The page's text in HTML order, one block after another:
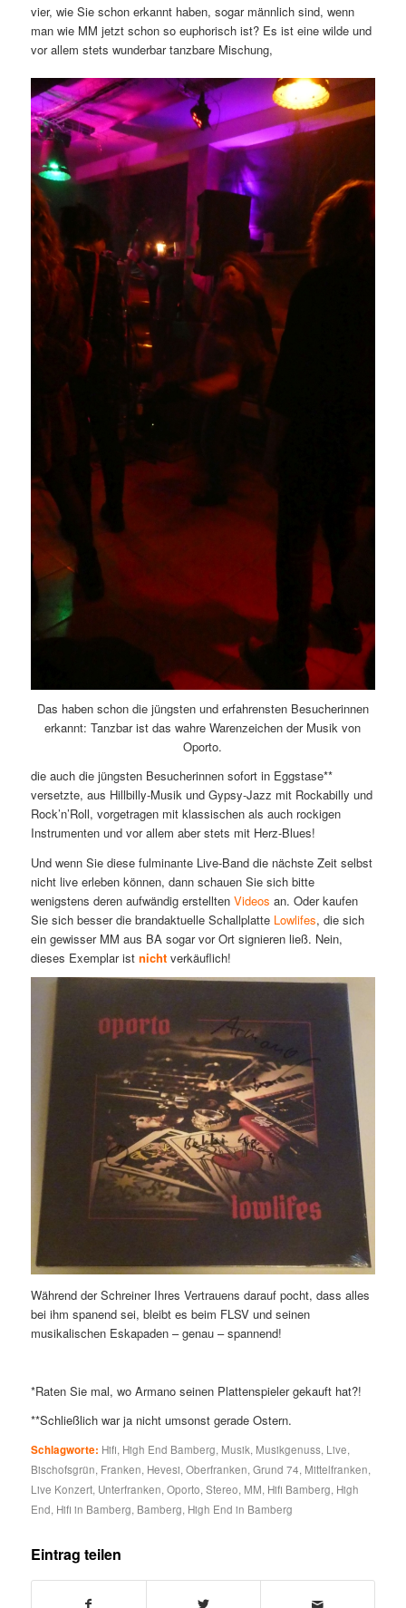
vier, wie Sie schon erkannt haben, sogar männlich sind, wenn
man wie MM jetzt schon so euphorisch ist? Es ist eine wilde und
vor allem stets wunderbar tanzbare Mischung,
Das haben schon die jüngsten und erfahrensten Besucherinnen
erkannt: Tanzbar ist das wahre Warenzeichen der Musik von
Oporto.
die auch die jüngsten Besucherinnen sofort in Eggstase**
versetzte, aus Hillbilly-Musik und Gypsy-Jazz mit Rockabilly und
Rock’n’Roll, vorgetragen mit klassischen als auch rockigen
Instrumenten und vor allem aber stets mit Herz-Blues!
Und wenn Sie diese fulminante Live-Band die nächste Zeit selbst
nicht live erleben können, dann schauen Sie sich bitte
wenigstens deren aufwändig erstellten Videos an. Oder kaufen
Sie sich besser die brandaktuelle Schallplatte Lowlifes, die sich
ein gewisser MM aus BA sogar vor Ort signieren ließ. Nein,
dieses Exemplar ist nichtverkäuflich!
Während der Schreiner Ihres Vertrauens darauf pocht, dass alles
bei ihm spanend sei, bleibt es beim FLSV und seinen
musikalischen Eskapaden – genau – spannend!
*Raten Sie mal, wo Armano seinen Plattenspieler gekauft hat?!
**Schließlich war ja nicht umsonst gerade Ostern.
Schlagworte: Hifi, High End Bamberg, Musik, Musikgenuss, Live,
Bischofsgrün, Franken, Hevesi, Oberfranken, Grund 74, Mittelfranken,
Live Konzert, Unterfranken, Oporto, Stereo, MM, Hifi Bamberg, High
End, Hifi in Bamberg, Bamberg, High End in Bamberg
Eintrag teilen